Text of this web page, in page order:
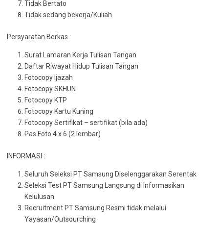
Tidak Bertato
Tidak sedang bekerja/Kuliah
Persyaratan Berkas :
Surat Lamaran Kerja Tulisan Tangan
Daftar Riwayat Hidup Tulisan Tangan
Fotocopy Ijazah
Fotocopy SKHUN
Fotocopy KTP
Fotocopy Kartu Kuning
Fotocopy Sertifikat – sertifikat (bila ada)
Pas Foto 4 x 6 (2 lembar)
INFORMASI :
Seluruh Seleksi PT Samsung Diselenggarakan Serentak
Seleksi Test PT Samsung Langsung di Informasikan
Kelulusan
Recruitment PT Samsung Resmi tidak melalui
Yayasan/Outsourching